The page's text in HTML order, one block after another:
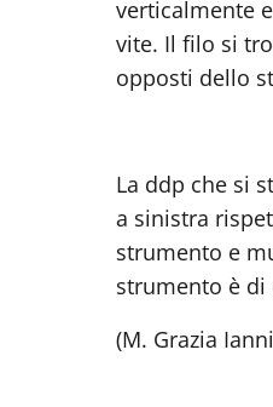
verticalmente
vite. Il filo si
opposti dello
La ddp che si
a sinistra
strumento e
strumento è di
(M. Grazia